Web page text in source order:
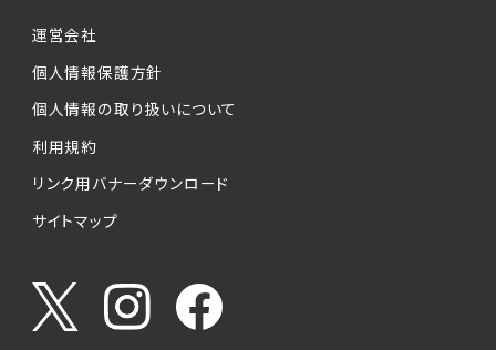
運営会社
個人情報保護方針
個人情報の取り扱いについて
利用規約
リンク用バナーダウンロード
サイトマップ